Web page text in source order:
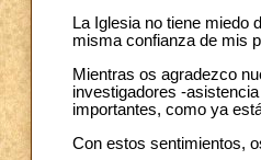
La Iglesia no tiene miedo
misma confianza de mis
Mientras os agradezco
investigadores -
importantes, como ya
Con estos sentimientos,